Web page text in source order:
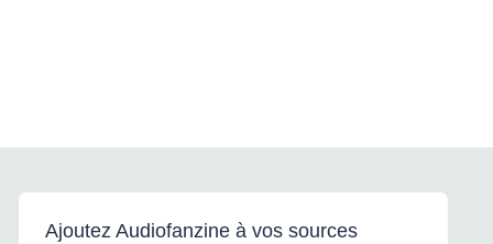
Ajoutez Audiofanzine à vos sources